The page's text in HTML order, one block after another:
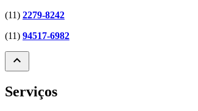
(11) 2279-8242
(11) 94517-6982
expand_less
Serviços